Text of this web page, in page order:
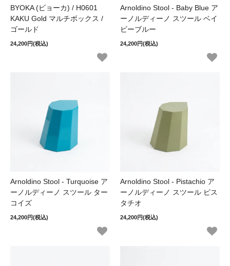
BYOKA (ビョーカ) / H0601
KAKU Gold マルチボックス /
ゴールド
24,200円(税込)
Arnoldino Stool - Baby Blue ア
ーノルディーノ スツール ベイ
ビーブルー
24,200円(税込)
Arnoldino Stool - Turquoise ア
ーノルディーノ スツール ター
コイズ
24,200円(税込)
Arnoldino Stool - Pistachio ア
ーノルディーノ スツール ピス
タチオ
24,200円(税込)